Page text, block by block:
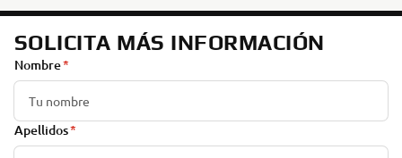
SOLICITA MÁS INFORMACIÓN
Nombre
Apellidos